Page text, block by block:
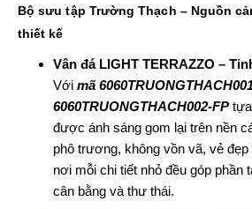
Bộ sưu tập Trường Thạch – Nguồn
thiết kế
Vân đá LIGHT TERRAZZO –
Với mã
6060TRUONGTHACH002-FP
được ánh sáng gom lại trên nền
phô trương, không vồn vã, vẻ
nơi mỗi chi tiết nhỏ đều góp phần
cân bằng và thư thái.